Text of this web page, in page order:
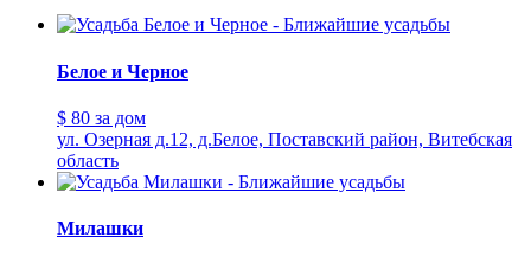
Белое и Черное
$ 80 за дом
ул. Озерная д.12, д.Белое, Поставский район, Витебская
область
Милашки